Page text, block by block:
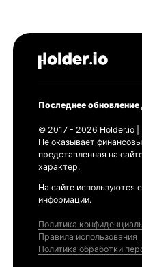
Последнее
© 2017 - 2026 Holder.io
Не оказывает
представленная на
характер.
На сайте используются
информации.
Политика
Правила использования
Политика обработки